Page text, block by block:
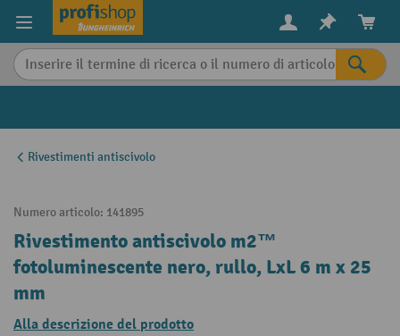
content
Rivestimenti antiscivolo
Numero articolo: 141895
Rivestimento antiscivolo m2™
fotoluminescente nero, rullo, LxL 6 m x 25
mm
Alla descrizione del prodotto